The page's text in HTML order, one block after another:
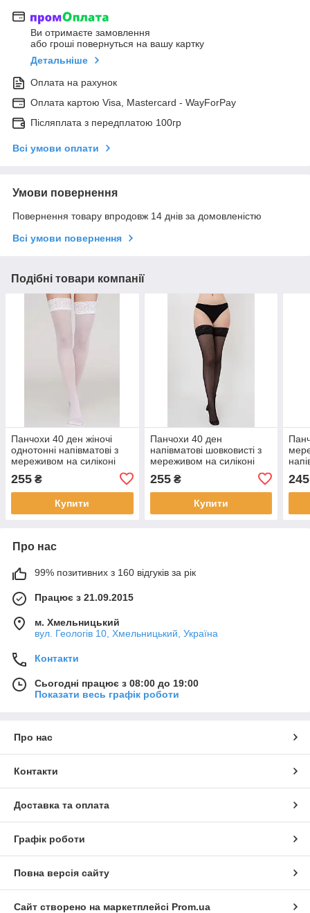
Ви отримаєте замовлення
або гроші повернуться на вашу картку
Детальніше
Оплата на рахунок
Оплата картою Visa, Mastercard - WayForPay
Післяплата з передплатою 100гр
Всі умови оплати
Умови повернення
Повернення товару впродовж 14 днів за домовленістю
Всі умови повернення
Подібні товари компанії
Панчохи 40 ден жіночі
однотонні напівматові з
мереживом на силіконі
Giulia Emotion 40 білі 1/2
3/4 - р. 1/2
255 ₴
Купити
Панчохи 40 ден
напівматові шовковисті з
мереживом на силіконі
бежеві 5/6
255₴
Купити
245
Про нас
99% позитивних з 160 відгуків за рік
Працює з 21.09.2015
м. Хмельницький
вул. Геологів 10, Хмельницький, Україна
Контакти
Сьогодні працює з 08:00 до 19:00
Показати весь графік роботи
Про нас
Контакти
Доставка та оплата
Графік роботи
Повна версія сайту
Сайт створено на маркетплейсі Prom.ua